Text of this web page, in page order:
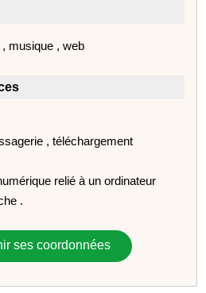
musique , web
, téléchargement
relié à un ordinateur
.
ses coordonnées